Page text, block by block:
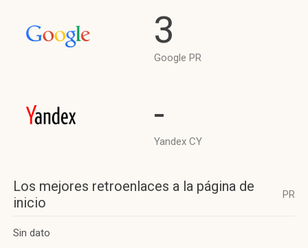
3
Google PR
-
Yandex CY
Los mejores retroenlaces a la página de
inicio
PR
Sin dato